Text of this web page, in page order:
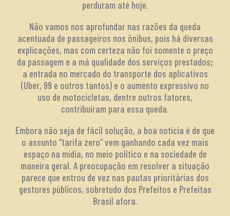
perduram até hoje.
Não vamos nos aprofundar nas razões da queda
acentuada de passageiros nos ônibus, pois há diversas
explicações, mas com certeza não foi somente o preço
da passagem e a má qualidade dos serviços prestados;
a entrada no mercado do transporte dos aplicativos
(Uber, 99 e outros tantos) e o aumento expressivo no
uso de motocicletas, dentre outros fatores,
contribuíram para essa queda.
Embora não seja de fácil solução, a boa notícia é de que
o assunto “tarifa zero” vem ganhando cada vez mais
espaço na mídia, no meio político e na sociedade de
maneira geral. A preocupação em resolver a situação
parece que entrou de vez nas pautas prioritárias dos
gestores públicos, sobretudo dos Prefeitos e Prefeitas
Brasil afora.